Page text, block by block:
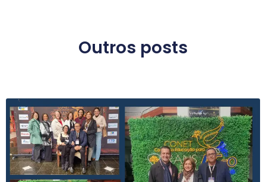
Outros posts